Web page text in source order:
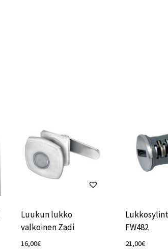
Luukun lukko
valkoinen Zadi
16,00€
FW482
21,00€